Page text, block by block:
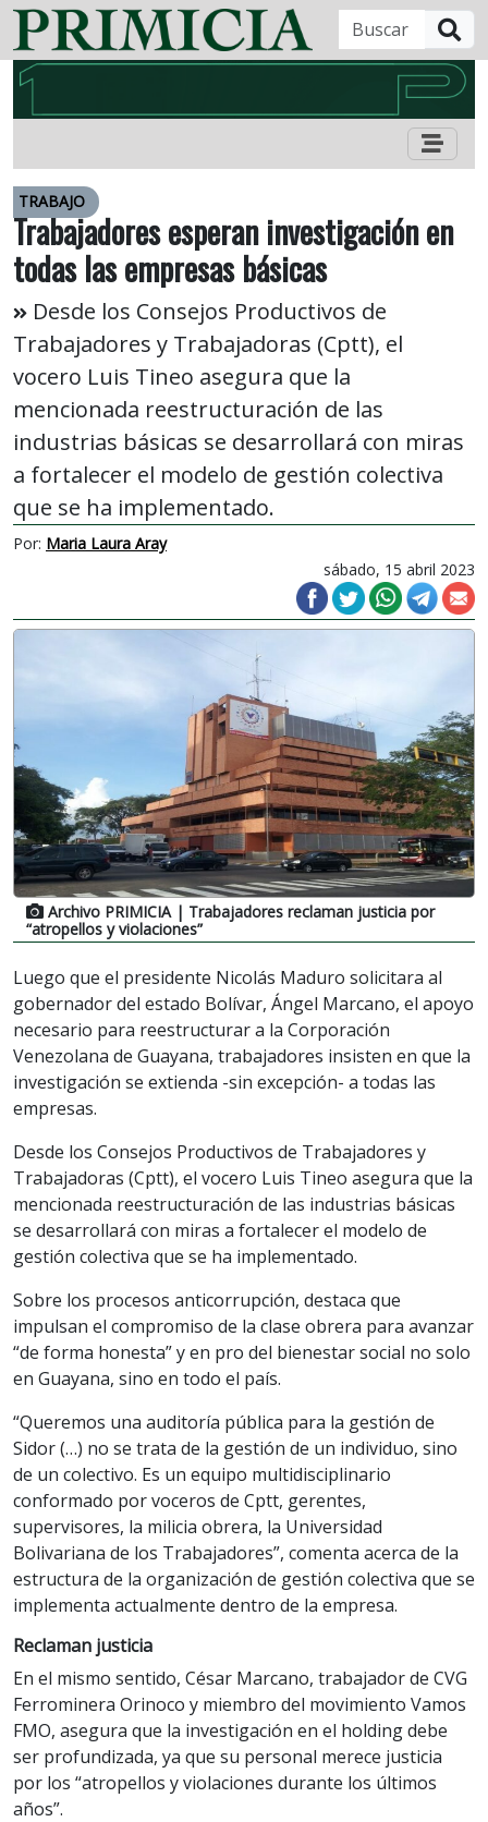
TRABAJO
Trabajadores esperan investigación en
todas las empresas básicas
Desde los Consejos Productivos de
Trabajadores y Trabajadoras (Cptt), el
vocero Luis Tineo asegura que la
mencionada reestructuración de las
industrias básicas se desarrollará con miras
a fortalecer el modelo de gestión colectiva
que se ha implementado.
Por: Maria Laura Aray
sábado, 15 abril 2023
Archivo PRIMICIA | Trabajadores reclaman justicia por
“atropellos y violaciones”
Luego que el presidente Nicolás Maduro solicitara al
gobernador del estado Bolívar, Ángel Marcano, el apoyo
necesario para reestructurar a la Corporación
Venezolana de Guayana, trabajadores insisten en que la
investigación se extienda -sin excepción- a todas las
empresas.
Desde los Consejos Productivos de Trabajadores y
Trabajadoras (Cptt), el vocero Luis Tineo asegura que la
mencionada reestructuración de las industrias básicas
se desarrollará con miras a fortalecer el modelo de
gestión colectiva que se ha implementado.
Sobre los procesos anticorrupción, destaca que
impulsan el compromiso de la clase obrera para avanzar
“de forma honesta” y en pro del bienestar social no solo
en Guayana, sino en todo el país.
“Queremos una auditoría pública para la gestión de
Sidor (…) no se trata de la gestión de un individuo, sino
de un colectivo. Es un equipo multidisciplinario
conformado por voceros de Cptt, gerentes,
supervisores, la milicia obrera, la Universidad
Bolivariana de los Trabajadores”, comenta acerca de la
estructura de la organización de gestión colectiva que se
implementa actualmente dentro de la empresa.
Reclaman justicia
En el mismo sentido, César Marcano, trabajador de CVG
Ferrominera Orinoco y miembro del movimiento Vamos
FMO, asegura que la investigación en el holding debe
ser profundizada, ya que su personal merece justicia
por los “atropellos y violaciones durante los últimos
años”.